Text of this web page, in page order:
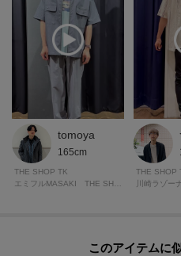
tomoya
165cm
THE SHOP TK
THE SHOP
川崎ラゾ
このアイテムに